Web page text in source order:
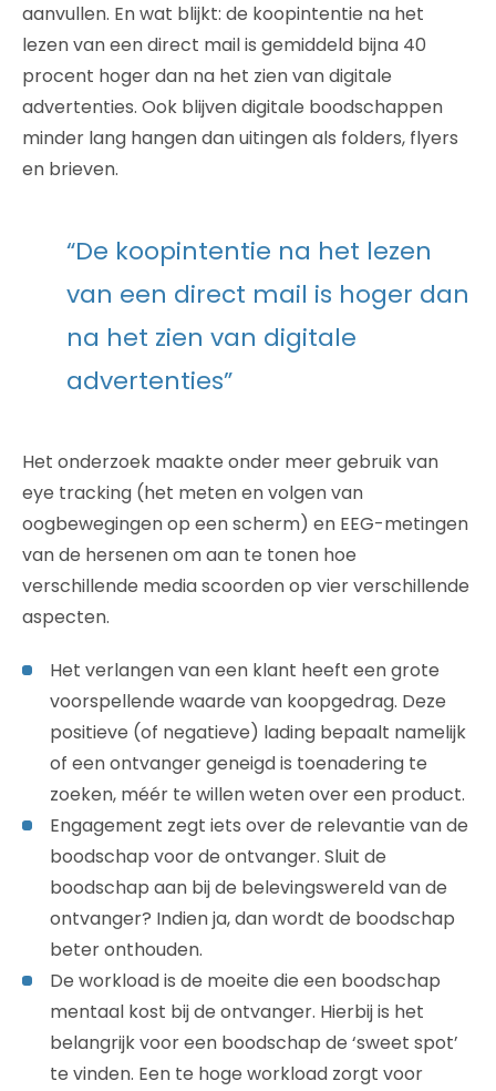
aanvullen. En wat blijkt: de koopintentie na het
lezen van een direct mail is gemiddeld bijna 40
procent hoger dan na het zien van digitale
advertenties. Ook blijven digitale boodschappen
minder lang hangen dan uitingen als folders, flyers
en brieven.
“De koopintentie na het lezen
van een direct mail is hoger dan
na het zien van digitale
advertenties”
Het onderzoek maakte onder meer gebruik van
eye tracking (het meten en volgen van
oogbewegingen op een scherm) en EEG-metingen
van de hersenen om aan te tonen hoe
verschillende media scoorden op vier verschillende
aspecten.
Het verlangen van een klant heeft een grote
voorspellende waarde van koopgedrag. Deze
positieve (of negatieve) lading bepaalt namelijk
of een ontvanger geneigd is toenadering te
zoeken, méér te willen weten over een product.
Engagement zegt iets over de relevantie van de
boodschap voor de ontvanger. Sluit de
boodschap aan bij de belevingswereld van de
ontvanger? Indien ja, dan wordt de boodschap
beter onthouden.
De workload is de moeite die een boodschap
mentaal kost bij de ontvanger. Hierbij is het
belangrijk voor een boodschap de ‘sweet spot’
te vinden. Een te hoge workload zorgt voor